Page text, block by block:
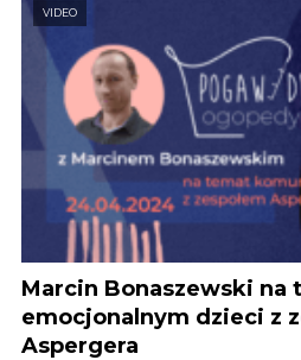
VIDEO
Marcin Bonaszewski na
emocjonalnym dzieci z
Aspergera